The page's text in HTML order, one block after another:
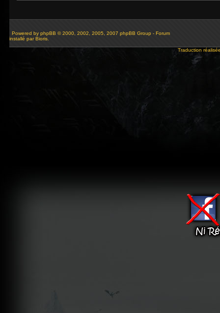
Powered by phpBB © 2000, 2002, 2005, 2007 phpBB Group - Forum
installé par Bioris.
Traduction